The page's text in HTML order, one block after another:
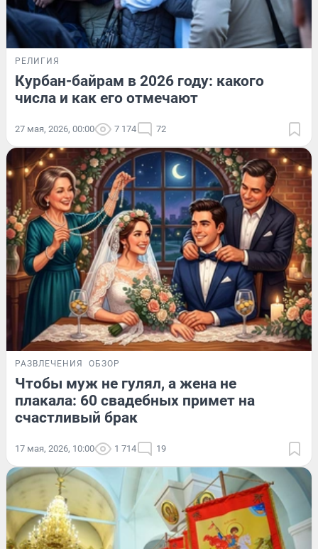
РЕЛИГИЯ
Курбан-байрам в 2026 году: какого
числа и как его отмечают
27 мая, 2026, 00:00 7 174 72
РАЗВЛЕЧЕНИЯ ОБЗОР
Чтобы муж не гулял, а жена не
плакала: 60 свадебных примет на
счастливый брак
17 мая, 2026, 10:00 1 714 19